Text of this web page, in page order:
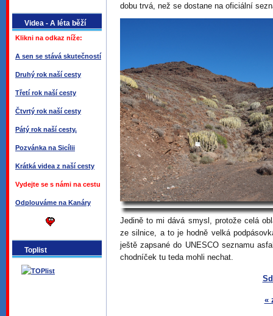
Videa - A léta běží
Klikni na odkaz níže:
A sen se stává skutečností
Druhý rok naší cesty
Třetí rok naší cesty
Čtvrtý rok naší cesty
Pátý rok naší cesty.
Pozvánka na Sicílii
Krátká videa z naší cesty
Vydejte se s námi na cestu
Odplouváme na Kanáry
Toplist
dobu trvá, než se dostane na oficiální
Jedině to mi dává smysl, protože celá
ze silnice, a to je hodně velká
ještě zapsané do UNESCO seznamu
chodníček tu teda mohli nechat.
«